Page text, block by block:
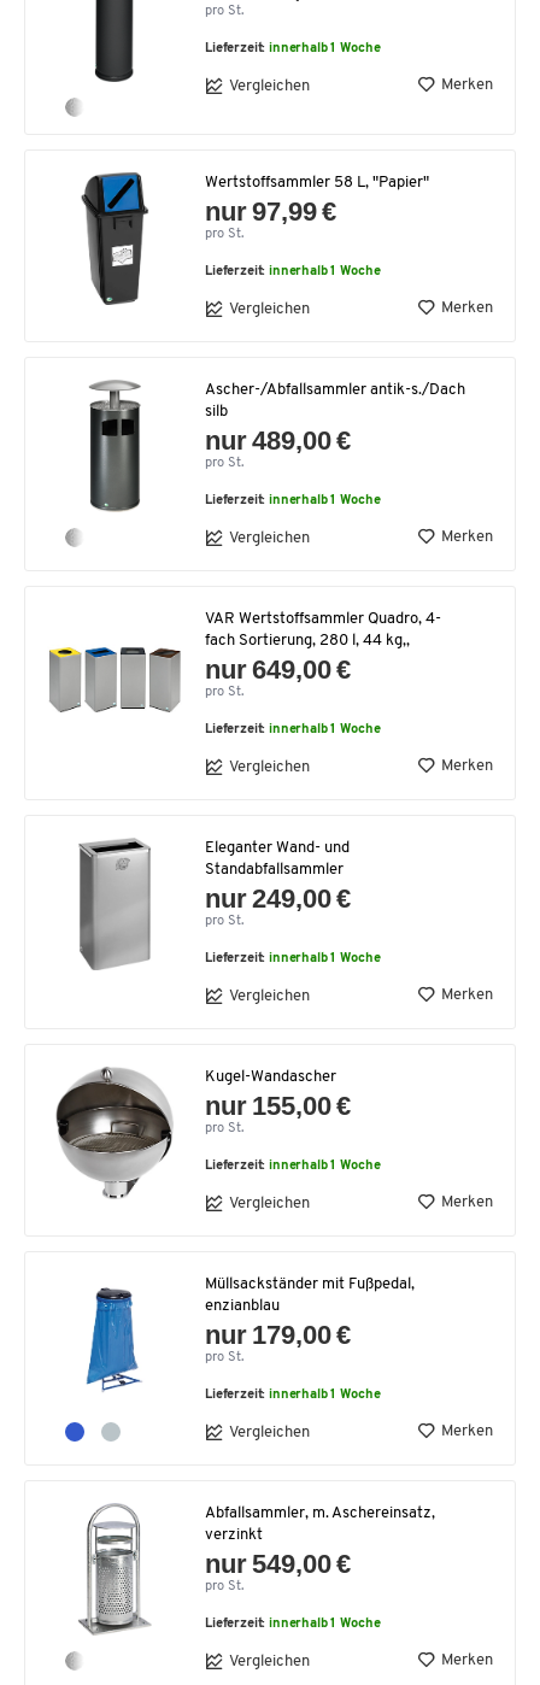
pro St.
Lieferzeit:innerhalb 1 Woche
Vergleichen Merken
Wertstoffsammler 58 L, "Papier"
nur 97,99 €
pro St.
Lieferzeit:innerhalb 1 Woche
Vergleichen Merken
Ascher-/Abfallsammler antik-s./Dach
silb
nur 489,00 €
pro St.
Lieferzeit:innerhalb 1 Woche
Vergleichen Merken
VAR Wertstoffsammler Quadro, 4-
fach Sortierung, 280 l, 44 kg,,
nur 649,00 €
pro St.
Lieferzeit:innerhalb 1 Woche
Vergleichen Merken
Eleganter Wand- und
Standabfallsammler
nur 249,00 €
pro St.
Lieferzeit:innerhalb 1 Woche
Vergleichen Merken
Kugel-Wandascher
nur 155,00 €
pro St.
Lieferzeit:innerhalb 1 Woche
Vergleichen Merken
Müllsackständer mit Fußpedal,
enzianblau
nur 179,00 €
pro St.
Lieferzeit:innerhalb 1 Woche
Vergleichen Merken
Abfallsammler, m. Aschereinsatz,
verzinkt
nur 549,00 €
pro St.
Lieferzeit:innerhalb 1 Woche
Vergleichen Merken